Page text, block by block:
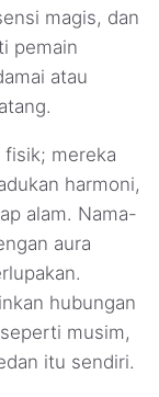
magis, dan
pemain
atau
fisik; mereka
harmoni,
alam. Nama-
aura
hubungan
musim,
itu sendiri.